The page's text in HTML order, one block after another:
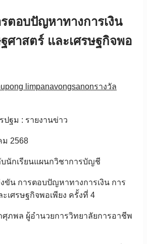
ตอบปัญหาทางการเงิน
ศาสตร์ และเศรษฐกิจพอ
limpanavongsanonรางวัล
ฐม : รายงานข่าว
ม 2568
นักเรียนแผนกวิชาการบัญชี
ขัน การตอบปัญหาทางการเงิน การ
เศรษฐกิจพอเพียง ครั้งที่ 4
ศุภพล ผู้อำนวยการวิทยาลัยการอาชีพ